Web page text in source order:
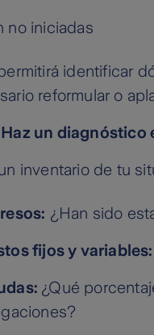
no iniciadas
identificar
reformular o
Haz un diagnóstico
inventario de tu
¿Han sido
fijos y variables:
¿Qué